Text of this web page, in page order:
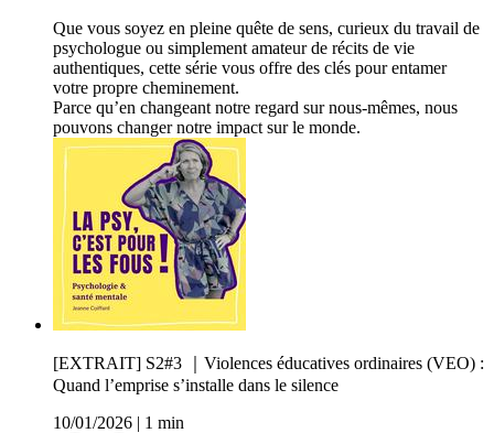
Que vous soyez en pleine quête de sens, curieux du travail de
psychologue ou simplement amateur de récits de vie
authentiques, cette série vous offre des clés pour entamer
votre propre cheminement.
Parce qu’en changeant notre regard sur nous-mêmes, nous
pouvons changer notre impact sur le monde.
[EXTRAIT] S2#3 ｜Violences éducatives ordinaires (VEO) :
Quand l’emprise s’installe dans le silence
10/01/2026
1 min